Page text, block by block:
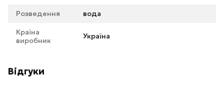
Розведення вода
Країна
виробник
Україна
Відгуки